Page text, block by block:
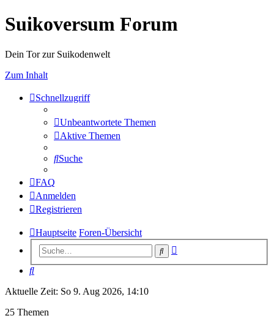
Suikoversum Forum
Dein Tor zur Suikodenwelt
Zum Inhalt
Schnellzugriff
Unbeantwortete Themen
Aktive Themen
Suche
FAQ
Anmelden
Registrieren
Hauptseite Foren-Übersicht
Suche
Suche
Aktuelle Zeit: So 9. Aug 2026, 14:10
25 Themen